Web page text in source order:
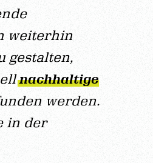
weiterhin
gestalten,
nachhaltige
werden.
in der